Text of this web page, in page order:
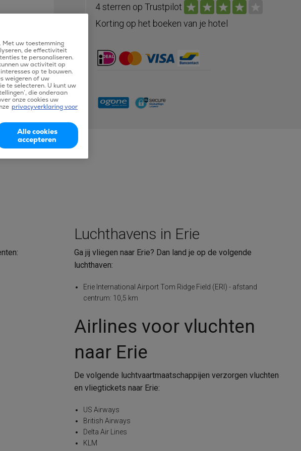
sep. okt.
4 sterren op Trustpilot
Korting op het boeken van je hotel
Luchthavens in Erie
Ga jij vliegen naar Erie? Dan land je op de volgende
luchthaven:
Erie International Airport Tom Ridge Field (ERI) - afstand
centrum: 10,5 km
Airlines voor vluchten
naar Erie
De volgende luchtvaartmaatschappijen verzorgen vluchten
en vliegtickets naar Erie:
US Airways
British Airways
Delta Air Lines
KLM
Met uw toestemming
de effectiviteit
te personaliseren.
uw activiteit op
op te bouwen.
weigeren of uw
te selecteren. U kunt uw
die onderaan
onze cookies uw
privacyverklaring voor
Alle cookies
accepteren